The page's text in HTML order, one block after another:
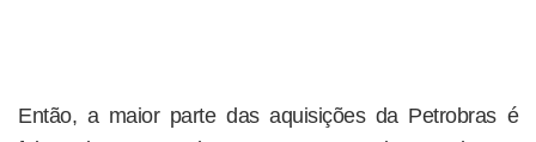
Então, a maior parte das aquisições da Petrobras é